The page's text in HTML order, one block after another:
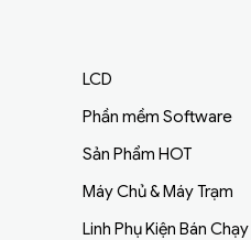
LCD
Phần mềm Software
Sản Phẩm HOT
Máy Chủ & Máy Trạm
Linh Phụ Kiện Bán Chạy